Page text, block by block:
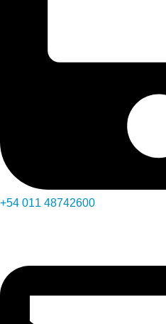
+54 011 48742600​